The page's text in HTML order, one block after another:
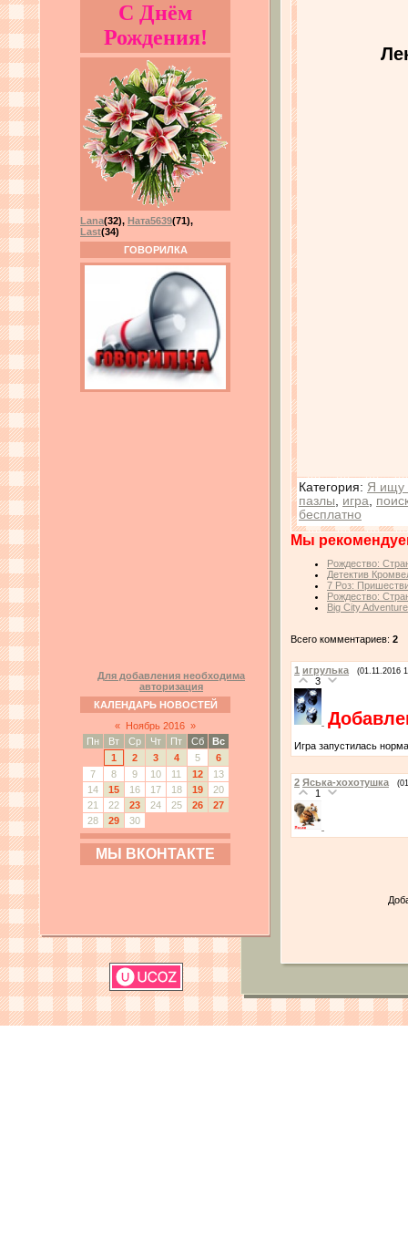
С Днём
Рождения!
Lana(32), Ната5639(71),
Last(34)
ГОВОРИЛКА
Для добавления необходима
авторизация
КАЛЕНДАРЬ НОВОСТЕЙ
«
Ноябрь 2016 »
Пн
Вт Ср Чт Пт Сб
Вс
1
2 3 4 5
6
7
8 9 10 11 12
13
14
15 16 17 18 19
20
21
22 23 24 25 26
27
28
29 30
МЫ ВКОНТАКТЕ
Категория: Я ищу
пазлы
игра
бесплатно
Мы
Рождество:
Детектив
7 Роз:
Рождество:
Big City
Всего комментариев: 2
1 игрулька (01.11.2016
3
Игра запустилась
2 Яська-хохотушка
1